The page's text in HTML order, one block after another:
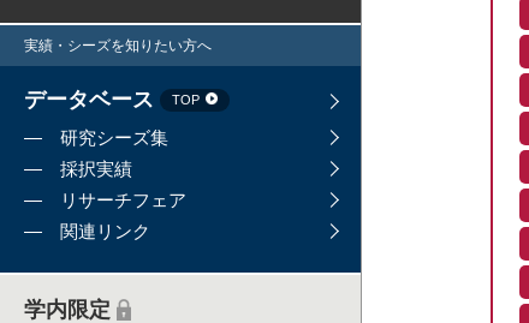
実績・シーズを知りたい方へ
データベース TOP
研究シーズ集
採択実績
リサーチフェア
関連リンク
学内限定